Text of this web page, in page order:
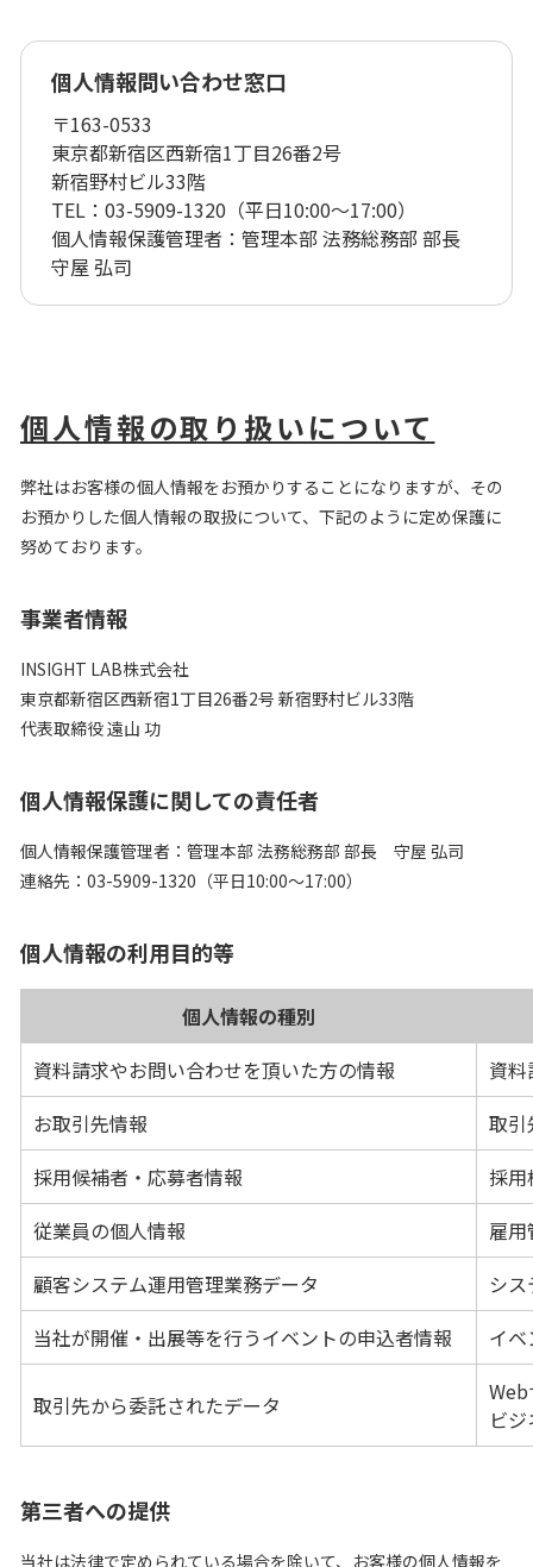
個人情報問い合わせ窓口
〒163-0533
東京都新宿区西新宿1丁目26番2号
新宿野村ビル33階
TEL：03-5909-1320（平日10:00～17:00）
個人情報保護管理者：管理本部 法務総務部 部長
守屋 弘司
個人情報の取り扱いについて
弊社はお客様の個人情報をお預かりすることになりますが、その
お預かりした個人情報の取扱について、下記のように定め保護に
努めております。
事業者情報
INSIGHT LAB株式会社
東京都新宿区西新宿1丁目26番2号 新宿野村ビル33階
代表取締役 遠山 功
個人情報保護に関しての責任者
個人情報保護管理者：管理本部 法務総務部 部長 守屋 弘司
連絡先：03-5909-1320（平日10:00～17:00）
個人情報の利用目的等
個人情報の種別
資料請求やお問い合わせを頂いた方の情報
資
お取引先情報
取引
採用候補者・応募者情報
採用
従業員の個人情報
雇
顧客システム運用管理業務データ
シ
当社が開催・出展等を行うイベントの申込者情報
イ
取引先から委託されたデータ
ビ
第三者への提供
当社は法律で定められている場合を除いて、お客様の個人情報を